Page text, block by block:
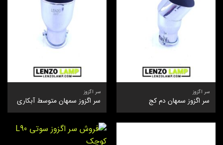
سر اگزوز
سر اگزوز سمهان دم کج
سر اگزوز
سر اگزوز سمهان متوسط آبکاری